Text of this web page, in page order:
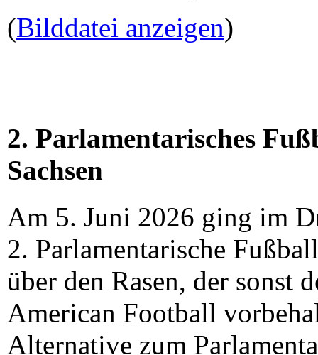
(Bilddatei anzeigen)
2. Parlamentarisches
Sachsen
Am 5. Juni 2026 ging im
2. Parlamentarische
über den Rasen, der sonst
American Football
Alternative zum